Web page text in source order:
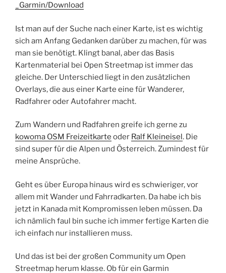
_Garmin/Download
Ist man auf der Suche nach einer Karte, ist es wichtig
sich am Anfang Gedanken darüber zu machen, für was
man sie benötigt. Klingt banal, aber das Basis
Kartenmaterial bei Open Streetmap ist immer das
gleiche. Der Unterschied liegt in den zusätzlichen
Overlays, die aus einer Karte eine für Wanderer,
Radfahrer oder Autofahrer macht.
Zum Wandern und Radfahren greife ich gerne zu
kowoma OSM Freizeitkarte oder Ralf Kleineisel. Die
sind super für die Alpen und Österreich. Zumindest für
meine Ansprüche.
Geht es über Europa hinaus wird es schwieriger, vor
allem mit Wander und Fahrradkarten. Da habe ich bis
jetzt in Kanada mit Kompromissen leben müssen. Da
ich nämlich faul bin suche ich immer fertige Karten die
ich einfach nur installieren muss.
Und das ist bei der großen Community um Open
Streetmap herum klasse. Ob für ein Garmin